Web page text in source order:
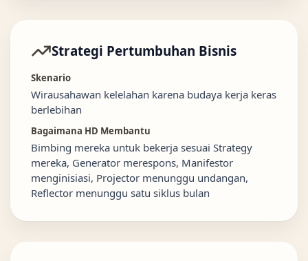
Strategi Pertumbuhan Bisnis
Skenario
Wirausahawan kelelahan karena budaya kerja keras
berlebihan
Bagaimana HD Membantu
Bimbing mereka untuk bekerja sesuai Strategy
mereka, Generator merespons, Manifestor
menginisiasi, Projector menunggu undangan,
Reflector menunggu satu siklus bulan